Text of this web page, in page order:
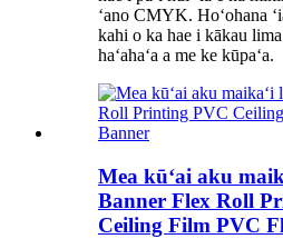
ʻano CMYK. Hoʻohana
kahi o ka hae i kākau
haʻahaʻa a me ke kūpaʻa.
Mea kūʻai aku
Banner Flex Roll
Ceiling Film PVC